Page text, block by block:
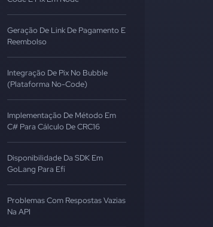
Geração De Link De Pagamento E
Reembolso
Integração De Pix No Bubble
(Plataforma No-Code)
Implementação De Método Em
C# Para Cálculo De CRC16
Disponibilidade Da SDK Em
GoLang Para Efí
Problemas Com Respostas Vazias
Na API